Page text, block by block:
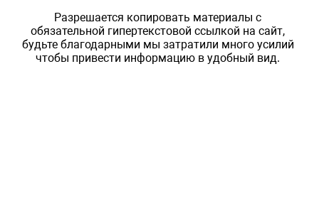
Разрешается копировать материалы с
обязательной гипертекстовой ссылкой на сайт,
будьте благодарными мы затратили много усилий
чтобы привести информацию в удобный вид.